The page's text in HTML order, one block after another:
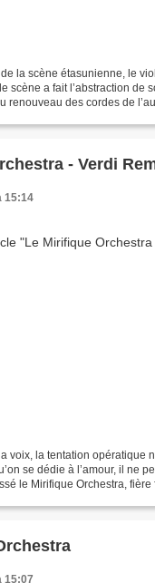
la scène étasunienne, le
scène a fait l’abstraction de
renouveau des cordes de
- Verdi
15:14
voix, la tentation opératique
se dédie à l’amour, il ne
le Mirifique Orchestra, fière
15:07